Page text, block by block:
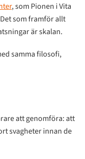
, som Pionen i Vita
som framför allt
är skalan.
samma filosofi,
att genomföra: att
svagheter innan de